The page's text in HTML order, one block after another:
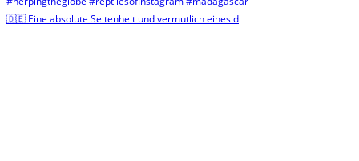
🇩🇪 Eine absolute Seltenheit und vermutlich eines d